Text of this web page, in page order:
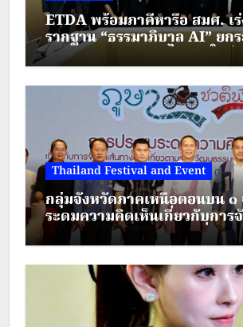
ETDA พร้อมภาคีหารือ สมศ. เ
รากฐาน “ธรรมาภิบาล AI” ยก
มาตรฐานการศึกษาไทยยุคใหม่
Thailand Festival and Event
กลุ่มจังหวัดภาคเหนือตอนบน ๑
ระดมความคิดเห็นเกี่ยวกับการ
ทางตามรอยวัฒนธรรมเครื่องแ
ชาติพันธุ์ ภายใต้โครงการส่งเส
เที่ยวชาติพันธุ์สีสันแห่งล้านนา